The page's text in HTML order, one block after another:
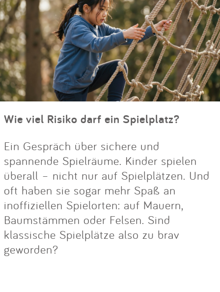
Wie viel Risiko darf ein Spielplatz?
Ein Gespräch über sichere und
spannende Spielräume. Kinder spielen
überall – nicht nur auf Spielplätzen. Und
oft haben sie sogar mehr Spaß an
inoffiziellen Spielorten: auf Mauern,
Baumstämmen oder Felsen. Sind
klassische Spielplätze also zu brav
geworden?